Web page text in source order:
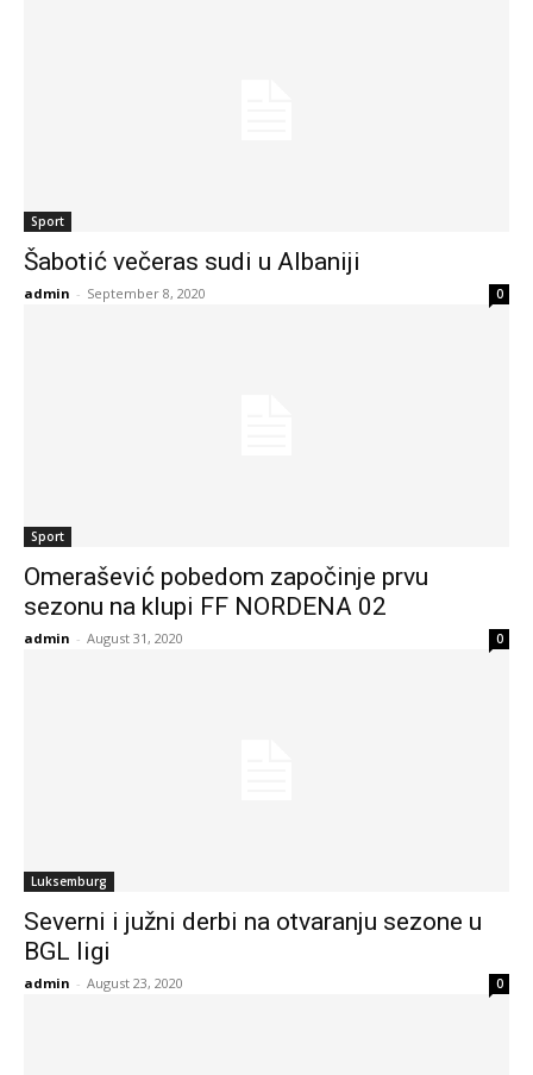
Sport
Šabotić večeras sudi u Albaniji
admin - September 8, 2020 0
Sport
Omerašević pobedom započinje prvu
sezonu na klupi FF NORDENA 02
admin - August 31, 2020 0
Luksemburg
Severni i južni derbi na otvaranju sezone u
BGL ligi
admin - August 23, 2020 0